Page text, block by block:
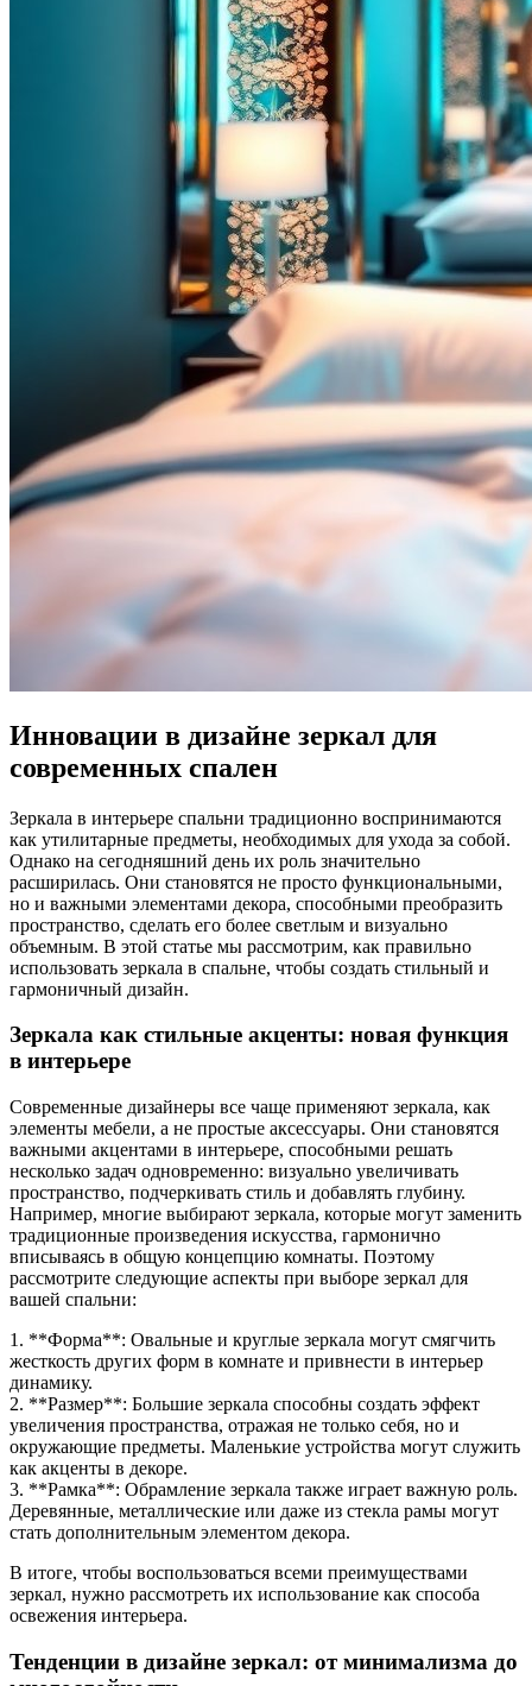
Инновации в дизайне зеркал для
современных спален
Зеркала в интерьере спальни традиционно воспринимаются
как утилитарные предметы, необходимых для ухода за собой.
Однако на сегодняшний день их роль значительно
расширилась. Они становятся не просто функциональными,
но и важными элементами декора, способными преобразить
пространство, сделать его более светлым и визуально
объемным. В этой статье мы рассмотрим, как правильно
использовать зеркала в спальне, чтобы создать стильный и
гармоничный дизайн.
Зеркала как стильные акценты: новая функция
в интерьере
Современные дизайнеры все чаще применяют зеркала, как
элементы мебели, а не простые аксессуары. Они становятся
важными акцентами в интерьере, способными решать
несколько задач одновременно: визуально увеличивать
пространство, подчеркивать стиль и добавлять глубину.
Например, многие выбирают зеркала, которые могут заменить
традиционные произведения искусства, гармонично
вписываясь в общую концепцию комнаты. Поэтому
рассмотрите следующие аспекты при выборе зеркал для
вашей спальни:
1. **Форма**: Овальные и круглые зеркала могут смягчить
жесткость других форм в комнате и привнести в интерьер
динамику.
2. **Размер**: Большие зеркала способны создать эффект
увеличения пространства, отражая не только себя, но и
окружающие предметы. Маленькие устройства могут служить
как акценты в декоре.
3. **Рамка**: Обрамление зеркала также играет важную роль.
Деревянные, металлические или даже из стекла рамы могут
стать дополнительным элементом декора.
В итоге, чтобы воспользоваться всеми преимуществами
зеркал, нужно рассмотреть их использование как способа
освежения интерьера.
Тенденции в дизайне зеркал: от минимализма до